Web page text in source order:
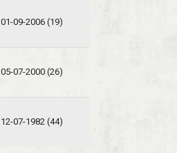
01-09-2006 (19)
05-07-2000 (26)
12-07-1982 (44)